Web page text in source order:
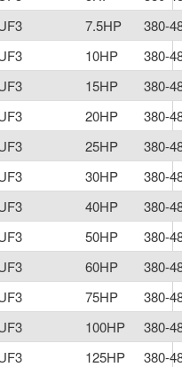
7.5HP
380-
10HP
380-
15HP
380-
20HP
380-
25HP
380-
30HP
380-
40HP
380-
50HP
380-
60HP
380-
75HP
380-
100HP
380-
125HP
380-